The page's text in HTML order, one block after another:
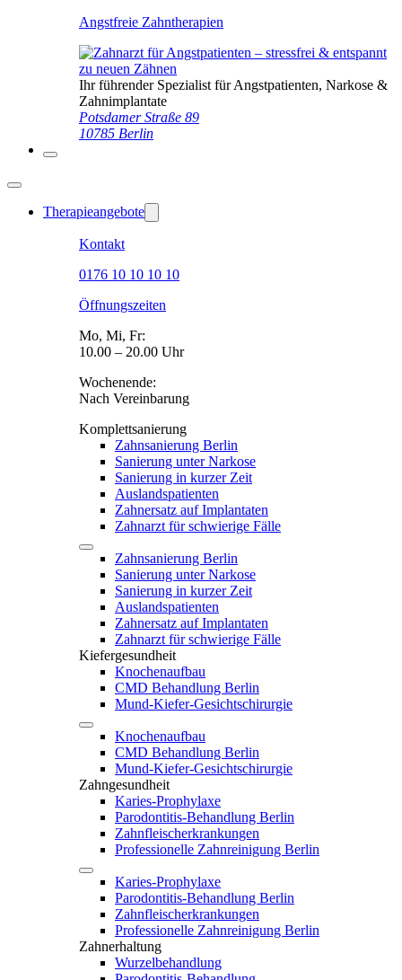
Angstfreie Zahntherapien
Ihr führender Spezialist für Angstpatienten, Narkose &
Zahnimplantate
Potsdamer Straße 89
10785 Berlin
Therapieangebote
Kontakt
0176 10 10 10 10
Öffnungszeiten
Mo, Mi, Fr:
10.00 – 20.00 Uhr
Wochenende:
Nach Vereinbarung
Komplettsanierung
Zahnsanierung Berlin
Sanierung unter Narkose
Sanierung in kurzer Zeit
Auslandspatienten
Zahnersatz auf Implantaten
Zahnarzt für schwierige Fälle
Zahnsanierung Berlin
Sanierung unter Narkose
Sanierung in kurzer Zeit
Auslandspatienten
Zahnersatz auf Implantaten
Zahnarzt für schwierige Fälle
Kiefergesundheit
Knochenaufbau
CMD Behandlung Berlin
Mund-Kiefer-Gesichtschirurgie
Knochenaufbau
CMD Behandlung Berlin
Mund-Kiefer-Gesichtschirurgie
Zahngesundheit
Karies-Prophylaxe
Parodontitis-Behandlung Berlin
Zahnfleischerkrankungen
Professionelle Zahnreinigung Berlin
Karies-Prophylaxe
Parodontitis-Behandlung Berlin
Zahnfleischerkrankungen
Professionelle Zahnreinigung Berlin
Zahnerhaltung
Wurzelbehandlung